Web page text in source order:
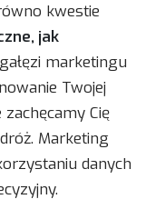
kwestie
jak
marketingu
Twojej
Cię
Marketing
danych